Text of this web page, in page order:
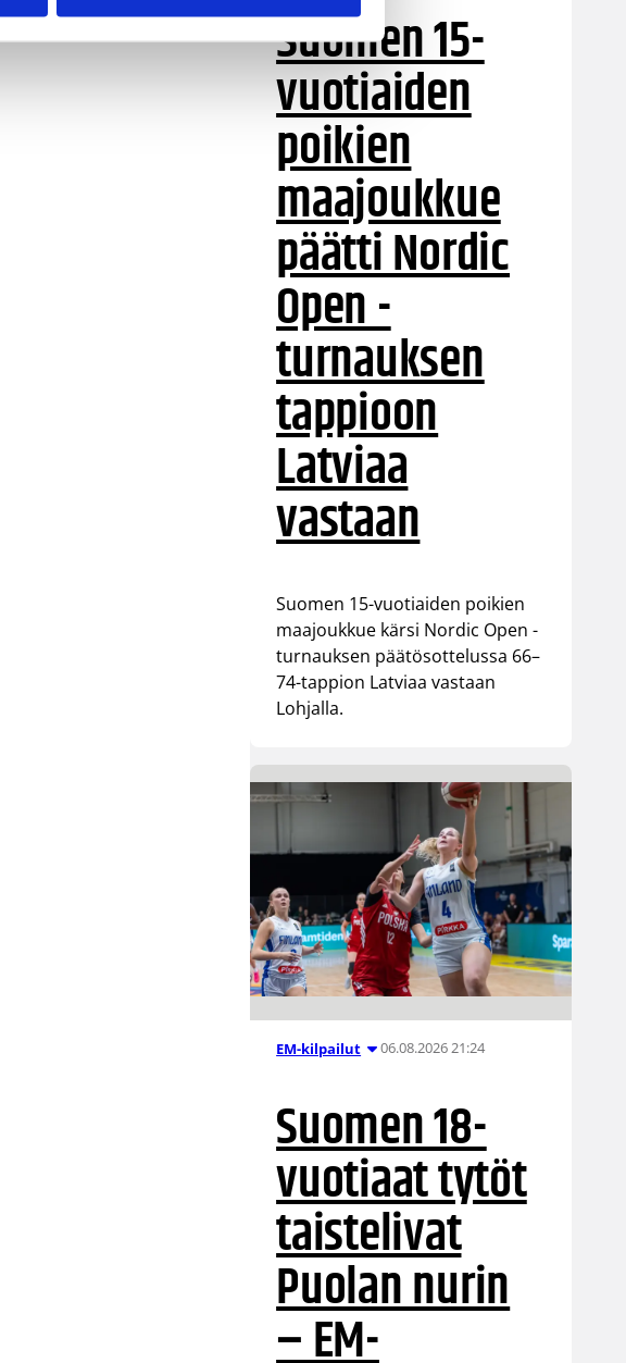
Suomen 15-
vuotiaiden
poikien
maajoukkue
päätti Nordic
Open -
turnauksen
tappioon
Latviaa
vastaan
Suomen 15-vuotiaiden poikien
maajoukkue kärsi Nordic Open -
turnauksen päätösottelussa 66–
74-tappion Latviaa vastaan
Lohjalla.
EM-kilpailut 06.08.2026 21:24
Suomen 18-
vuotiaat tytöt
taistelivat
Puolan nurin
– EM-